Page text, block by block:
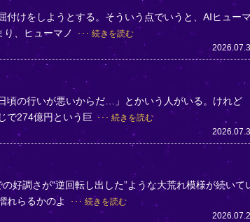
けをしようとする。そういう点でいうと、AIヒューマ
、ヒューマノ
続きを読む
頃の行いが悪いからだ…」とかいう人がいる。けれど
で274億円という巨
続きを読む
好調さが“逆回転し出した”ような大荒れ模様が続いて
れらるかのよ
続きを読む